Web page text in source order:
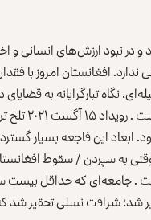
در نبود ارزش‌های انسانی و
افغانستان امروز با
نگاه تبارگرایانه به قضایای
اجتناب از هر گونه ملی اندیشی معنی آزادی را در جغرافیایی به نام
این فاجعه بسیار
به سپردن / سقوط
. جامعه‌ای که حداقل بیست
شد؛ شرافت نسلی تحقیر شد